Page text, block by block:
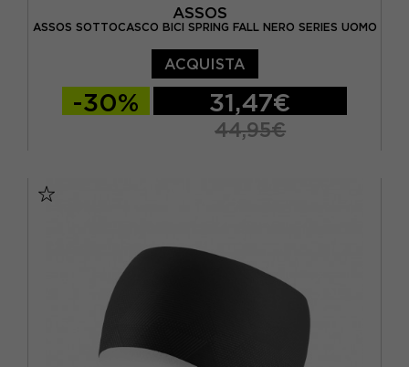
ASSOS
ASSOS SOTTOCASCO BICI SPRING FALL NERO SERIES UOMO
ACQUISTA
-30% 31,47€
44,95€